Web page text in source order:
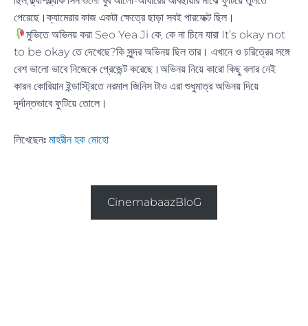
পেরেছে।ক্যামেরার কাজ একটা ক্ষেত্রে ছাড়া সবই পারফেক্ট ছিল।
মুভিতে অভিনয় করা Seo Yea Ji কে, কে না চিনে যারা It’s okay not
to be okay তে দেখেছে?কি সুন্দর অভিনয় ছিল তার। এখানে ও চরিত্রের সঙ্গে
বেশ ভালো ভাবে নিজেকে প্রেজেন্ট করেছে।অভিনয় নিয়ে কারো কিছু বলার নেই
কারন কোরিয়ান ইন্ডাস্ট্রিতে নরমাল জিনিস টাও এরা শুধুমাত্র অভিনয় দিয়ে
দূর্দান্তভাবে ফুটিয়ে তোলে।
লিখেছেনঃ মাহরীন হক মোহো
CinemabaazBloG